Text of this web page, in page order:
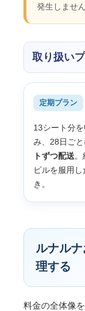
発生しません
取り扱い
定期プラン
13シート分
み、28日ごと
トずつ配送。
ピルを服用し
き。
ルナル
理する
料金の全体像